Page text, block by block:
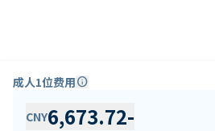
成人1位费用info
CNY6,673.72-